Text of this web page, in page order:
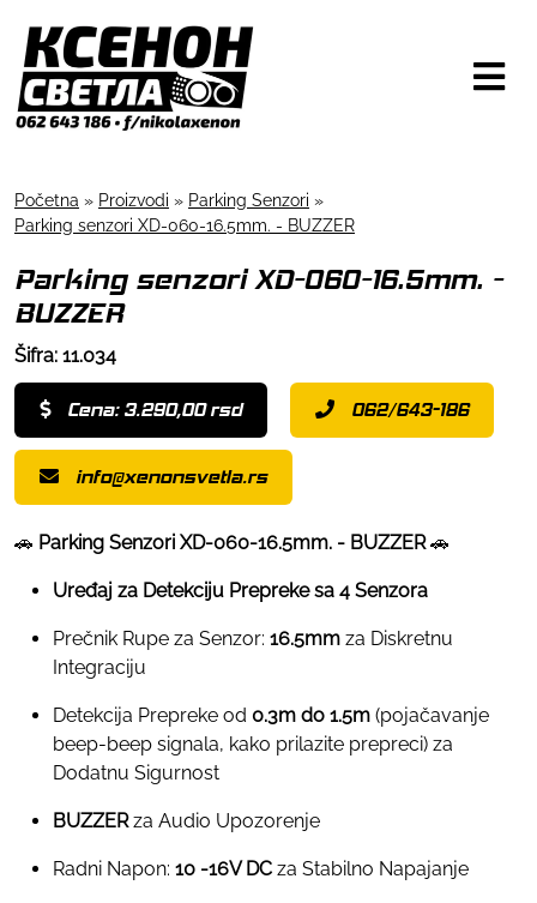
Početna » Proizvodi » Parking Senzori »
Parking senzori XD-060-16.5mm. - BUZZER
Parking senzori XD-060-16.5mm. -
BUZZER
Šifra: 11.034
Cena: 3.290,00 rsd 062/643-186
info@xenonsvetla.rs
🚗 Parking Senzori XD-060-16.5mm. - BUZZER🚗
Uređaj za Detekciju Prepreke sa 4 Senzora
Prečnik Rupe za Senzor: 16.5mm za Diskretnu
Integraciju
Detekcija Prepreke od 0.3m do 1.5m (pojačavanje
beep-beep signala, kako prilazite prepreci) za
Dodatnu Sigurnost
BUZZERza Audio Upozorenje
Radni Napon: 10 -16V DC za Stabilno Napajanje